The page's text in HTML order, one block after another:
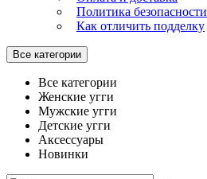
Политика безопасности
Как отличить подделку
Все категории
Все категории
Женские угги
Мужские угги
Детские угги
Аксессуары
Новинки